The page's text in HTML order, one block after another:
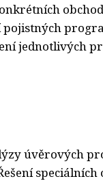
pojistných
jednotlivých
úvěrových